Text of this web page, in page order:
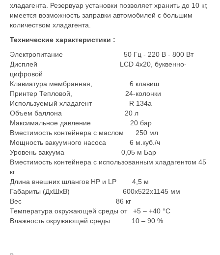
хладагента. Резервуар установки позволяет хранить до 10 кг,
имеется возможность заправки автомобилей с большим
количеством хладагента.
Технические характеристики :
Электропитание 50 Гц - 220 В - 800 Вт
Дисплей LCD 4х20, буквенно-
цифровой
Клавиатура мембранная, 6 клавиш
Принтер Тепловой, 24-колонки
Используемый хладагент R 134a
Объем баллона 20 л
Максимальное давление 20 бар
Вместимость контейнера с маслом 250 мл
Мощность вакуумного насоса 6 м.куб./ч
Уровень вакуума 0,05 м Бар
Вместимость контейнера с использованным хладагентом 45
кг
Длина внешних шлангов HP и LP 4,5 м
Габариты (ДхШхВ) 600х522х1145 мм
Вес 86 кг
Температура окружающей среды от +5 – +40 °С
Влажность окружающей среды 10 – 90 %